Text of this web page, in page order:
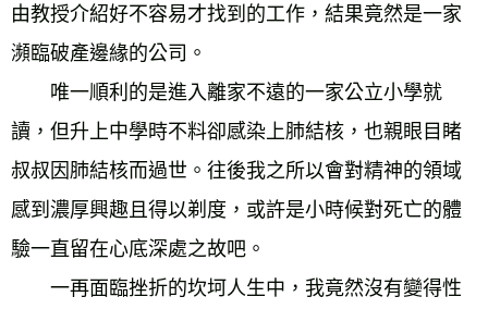
由教授介紹好不容易才找到的工作，結果竟然是一家
瀕臨破產邊緣的公司。
唯一順利的是進入離家不遠的一家公立小學就
讀，但升上中學時不料卻感染上肺結核，也親眼目睹
叔叔因肺結核而過世。往後我之所以會對精神的領域
感到濃厚興趣且得以剃度，或許是小時候對死亡的體
驗一直留在心底深處之故吧。
一再面臨挫折的坎坷人生中，我竟然沒有變得性